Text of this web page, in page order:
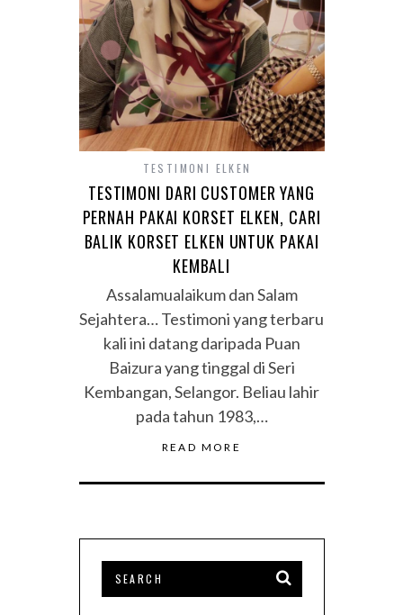
TESTIMONI ELKEN
TESTIMONI DARI CUSTOMER YANG
PERNAH PAKAI KORSET ELKEN, CARI
BALIK KORSET ELKEN UNTUK PAKAI
KEMBALI
Assalamualaikum dan Salam
Sejahtera… Testimoni yang terbaru
kali ini datang daripada Puan
Baizura yang tinggal di Seri
Kembangan, Selangor. Beliau lahir
pada tahun 1983,…
READ MORE